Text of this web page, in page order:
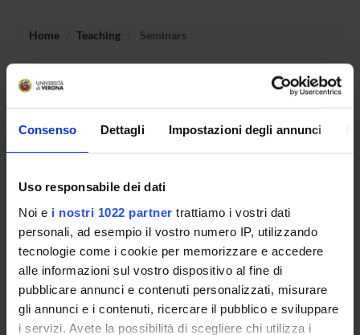
Consenso Dettagli Impostazioni degli annunci
Uso responsabile dei dati
Noi e i nostri 1022 partner trattiamo i vostri dati
personali, ad esempio il vostro numero IP, utilizzando
tecnologie come i cookie per memorizzare e accedere
alle informazioni sul vostro dispositivo al fine di
pubblicare annunci e contenuti personalizzati, misurare
gli annunci e i contenuti, ricercare il pubblico e sviluppare
i servizi. Avete la possibilità di scegliere chi utilizza i
Home Teaching Seminars
No recent seminar found relating to teaching Themes,
COURSES
PHD PROGRAMMES AND POSTGRADUATE
COURSES
People